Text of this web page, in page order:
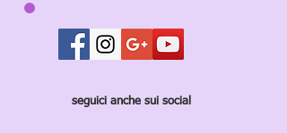
seguici anche sui social